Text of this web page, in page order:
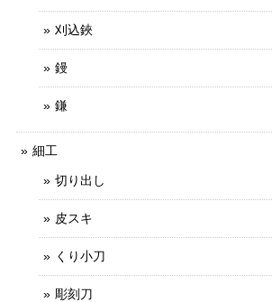
刈込鋏
鏝
鎌
細工
切り出し
皮スキ
くり小刀
彫刻刀